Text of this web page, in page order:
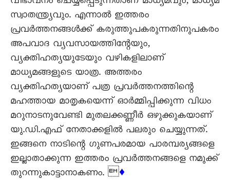
സ്വാതന്ത്ര്യവും. എന്നാല്‍ ഇത്തരം
പ്രവര്‍ത്തനങ്ങള്‍ക്ക് കരുത്തുപകരുന്നതിനുപകരം
അപവാദ വ്യവസായത്തിന്റേയും,
വ്യക്തിഹത്യയുടേയും വഴികളിലാണ്
മാധ്യമങ്ങളുടെ യാത്ര. അത്തരം
വ്യക്തിഹത്യയാണ് പത്ര പ്രവര്‍ത്തനത്തിന്റെ
മഹത്തായ മാതൃകയെന്ന് ഓര്‍മ്മിപ്പിക്കുന്ന വിധം
മറുനാടനുവേണ്ടി മുതലക്കണ്ണീര്‍ ഒഴുക്കുകയാണ്
യു.ഡി.എഫ് നേതാക്കളിൽ പലരും ചെയ്യുന്നത്.
ഇങ്ങനെ നാടിന്റെ ഗുണപരമായ പാരമ്പര്യങ്ങളെ
ഇല്ലാതാക്കുന്ന ഇത്തരം പ്രവര്‍ത്തനങ്ങളെ നമുക്ക്
തുറന്നുകാട്ടാനാകണം. ♦